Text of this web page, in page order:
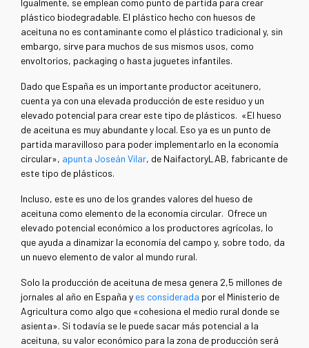
Igualmente, se emplean como punto de partida para crear
plástico biodegradable. El plástico hecho con huesos de
aceituna no es contaminante como el plástico tradicional y, sin
embargo, sirve para muchos de sus mismos usos, como
envoltorios, packaging o hasta juguetes infantiles.
Dado que España es un importante productor aceitunero,
cuenta ya con una elevada producción de este residuo y un
elevado potencial para crear este tipo de plásticos. «El hueso
de aceituna es muy abundante y local. Eso ya es un punto de
partida maravilloso para poder implementarlo en la economía
circular», apunta Joseán Vilar, de NaifactoryLAB, fabricante de
este tipo de plásticos.
Incluso, este es uno de los grandes valores del hueso de
aceituna como elemento de la economía circular. Ofrece un
elevado potencial económico a los productores agrícolas, lo
que ayuda a dinamizar la economía del campo y, sobre todo, da
un nuevo elemento de valor al mundo rural.
Solo la producción de aceituna de mesa genera 2,5 millones de
jornales al año en España y es considerada por el Ministerio de
Agricultura como algo que «cohesiona el medio rural donde se
asienta». Si todavía se le puede sacar más potencial a la
aceituna, su valor económico para la zona de producción será